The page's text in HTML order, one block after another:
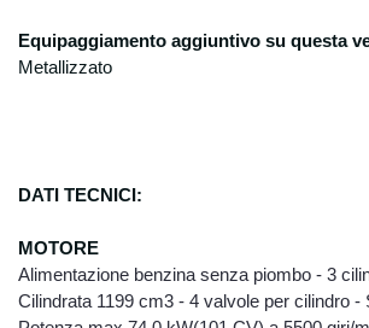
Equipaggiamento aggiuntivo su questa
Metallizzato
DATI TECNICI:
MOTO RE
Alimentazione benzina senza piombo - 3
Cilindrata 1199 cm3 - 4 valvole per cilindro -